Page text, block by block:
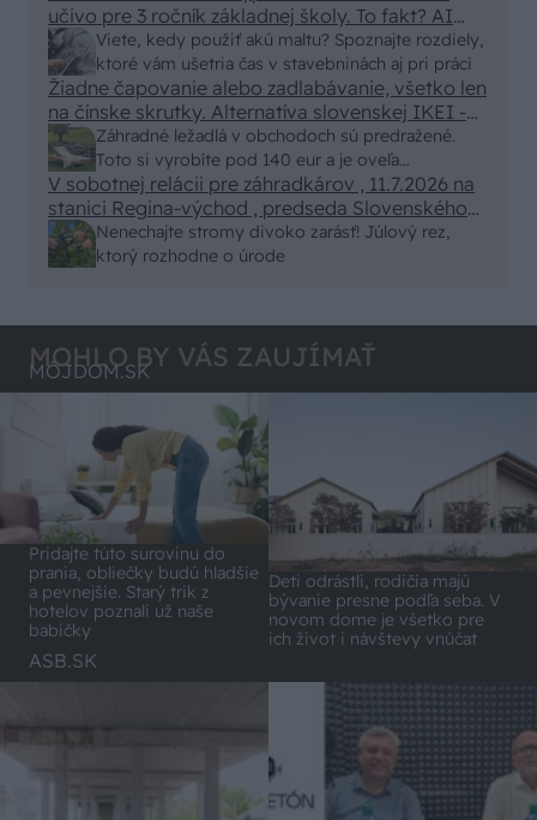
Viete, kedy použiť akú maltu? Spoznajte rozdiely,
ktoré vám ušetria čas v stavebninách aj pri práci
učivo pre 3 ročník základnej školy. To fakt? AI
alebo nejaka kniha z VŠ? Dnešné rychlotvrdnuce
malty - pevnosť 40 Mpa a doba schnutia tak 15
minut , k tomu vodotesné s kryštálikou. A rozdiel
- schnutie a zretie. Nič?
Záhradné ležadlá v obchodoch sú predražené.
Toto si vyrobíte pod 140 eur a je oveľa
pohodlnejšie!
Žiadne čapovanie alebo zadlabávanie, všetko len
na čínske skrutky. Alternatíva slovenskej IKEI -
čo sa týka pevnosti. Autor si nedal veľa námahy s
remeselným spracovaním, škoda. No lepšie než
ten odpad z DTD predávaný v Kauflande alebo
Lídli.
Nenechajte stromy divoko zarásť! Júlový rez,
ktorý rozhodne o úrode
V sobotnej relácii pre záhradkárov , 11.7.2026 na
stanici Regina-východ , predseda Slovenského
zväzu záhradkárov pán Jakubech tvrdil, že to, že
vlky sú neproduktívne , nie je pravda. Aj vlky je
MOHLO BY VÁS ZAUJÍMAŤ
MÔJDOM.SK
Pridajte túto surovinu do
prania, obliečky budú hladšie
a pevnejšie. Starý trik z
hotelov poznali už naše
babičky
Deti odrástli, rodičia majú
bývanie presne podľa seba. V
novom dome je všetko pre
ich život i návštevy vnúčat
ASB.SK